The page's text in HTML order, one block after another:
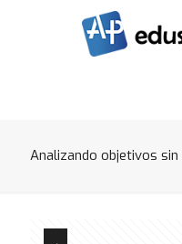
Analizando objetivos sin